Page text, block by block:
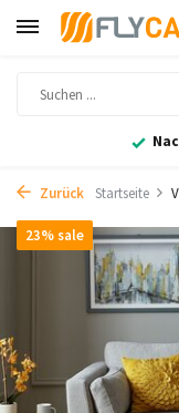
Zurück Startseite
23% sale